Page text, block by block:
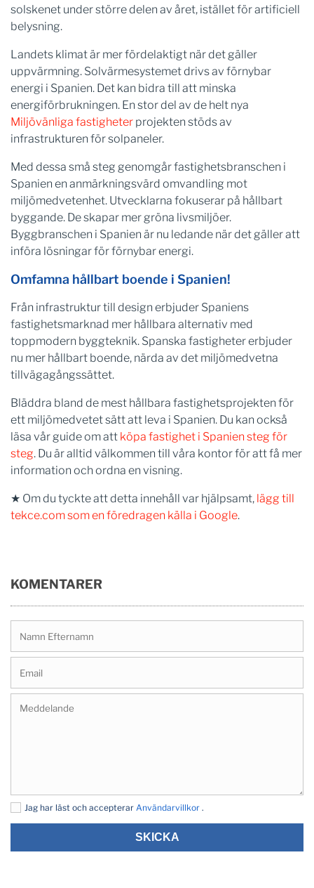
solskenet under större delen av året, istället för artificiell
belysning.
Landets klimat är mer fördelaktigt när det gäller
uppvärmning. Solvärmesystemet drivs av förnybar
energi i Spanien. Det kan bidra till att minska
energiförbrukningen. En stor del av de helt nya
Miljövänliga fastigheter projekten stöds av
infrastrukturen för solpaneler.
Med dessa små steg genomgår fastighetsbranschen i
Spanien en anmärkningsvärd omvandling mot
miljömedvetenhet. Utvecklarna fokuserar på hållbart
byggande. De skapar mer gröna livsmiljöer.
Byggbranschen i Spanien är nu ledande när det gäller att
införa lösningar för förnybar energi.
Omfamna hållbart boende i Spanien!
Från infrastruktur till design erbjuder Spaniens
fastighetsmarknad mer hållbara alternativ med
toppmodern byggteknik. Spanska fastigheter erbjuder
nu mer hållbart boende, närda av det miljömedvetna
tillvägagångssättet.
Bläddra bland de mest hållbara fastighetsprojekten för
ett miljömedvetet sätt att leva i Spanien. Du kan också
läsa vår guide om att köpa fastighet i Spanien steg för
steg. Du är alltid välkommen till våra kontor för att få mer
information och ordna en visning.
★ Om du tyckte att detta innehåll var hjälpsamt, lägg till
tekce.com som en föredragen källa i Google.
KOMENTARER
Jag har läst och accepterar Användarvillkor .
SKICKA